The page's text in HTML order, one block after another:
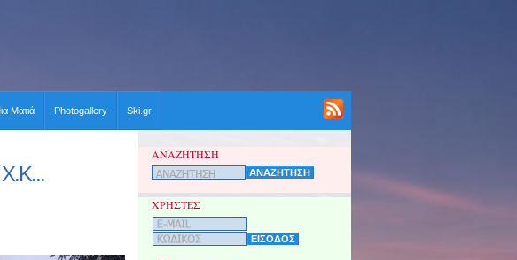
Ματιά Photogallery Ski.gr
Χ.Κ...
ΑΝΑΖΗΤΗΣΗ
ΧΡΗΣΤΕΣ